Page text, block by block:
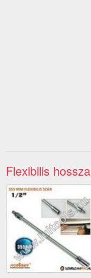
Flexibilis